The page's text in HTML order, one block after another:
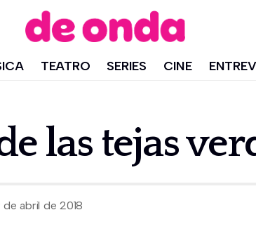
TEATRO SERIES CINE
las tejas
abril de 2018